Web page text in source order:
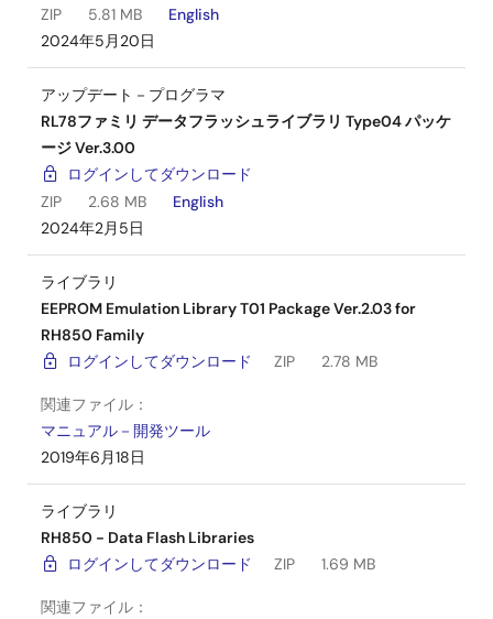
ZIP
5.81 MB
English
2024年5月20日
アップデート－プログラマ
RL78ファミリ データフラッシュライブラリ Type04 パッケ
ージ Ver.3.00
ログインしてダウンロード
ZIP
2.68 MB
English
2024年2月5日
ライブラリ
EEPROM Emulation Library T01 Package Ver.2.03 for
RH850 Family
ログインしてダウンロード
ZIP 2.78 MB
関連ファイル：
マニュアル－開発ツール
2019年6月18日
ライブラリ
RH850 - Data Flash Libraries
ログインしてダウンロード
ZIP 1.69 MB
関連ファイル：